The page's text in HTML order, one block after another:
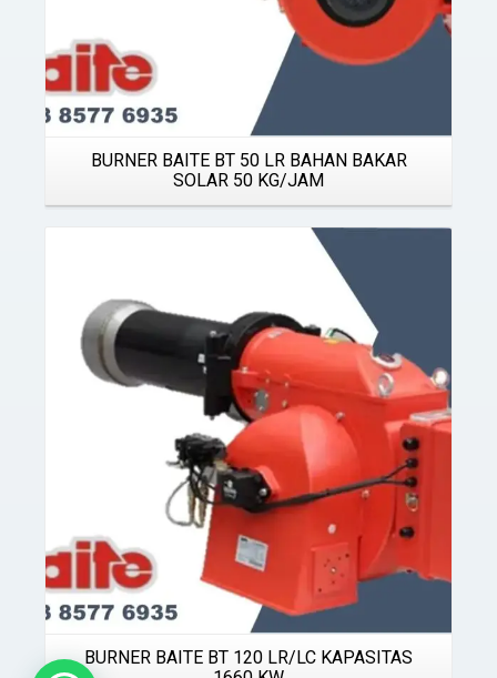
BURNER BAITE BT 50 LR BAHAN BAKAR
SOLAR 50 KG/JAM
Details
BURNER BAITE BT 120 LR/LC KAPASITAS